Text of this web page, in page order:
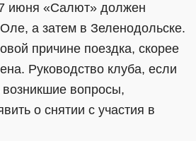
июня «Салют» должен
а затем в Зеленодольске.
причине поездка, скорее
Руководство клуба, если
вопросы,
о снятии с участия в